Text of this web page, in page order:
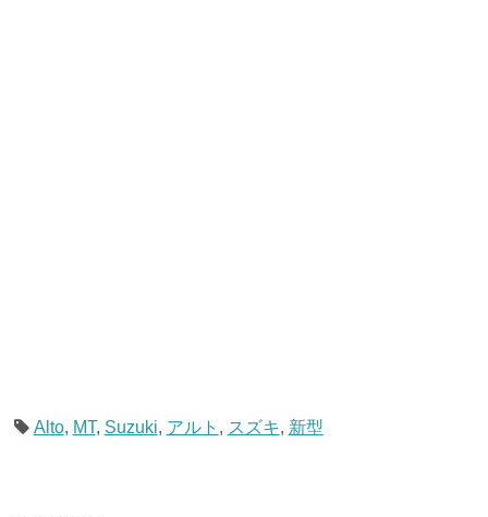
Alto, MT, Suzuki, アルト , スズキ, 新型